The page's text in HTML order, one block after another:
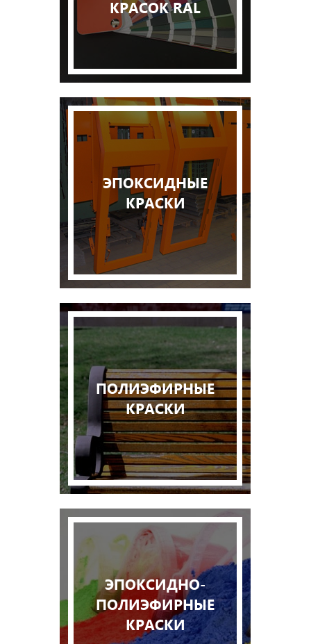
КРАСОК RAL
ЭПОКСИДНЫЕ
КРАСКИ
ПОЛИЭФИРНЫЕ
КРАСКИ
ЭПОКСИДНО-
ПОЛИЭФИРНЫЕ
КРАСКИ